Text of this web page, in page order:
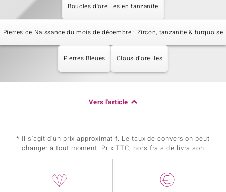
Boucles d'oreilles en tanzanite
Pierres de Naissance du mois de décembre : Zircon, tanzanite & turquoise
Pierres Bleues Clous d'oreilles
Vers l'article
* Il s'agit d'un prix approximatif. Le taux de conversion peut
changer à tout moment. Prix TTC, hors frais de livraison